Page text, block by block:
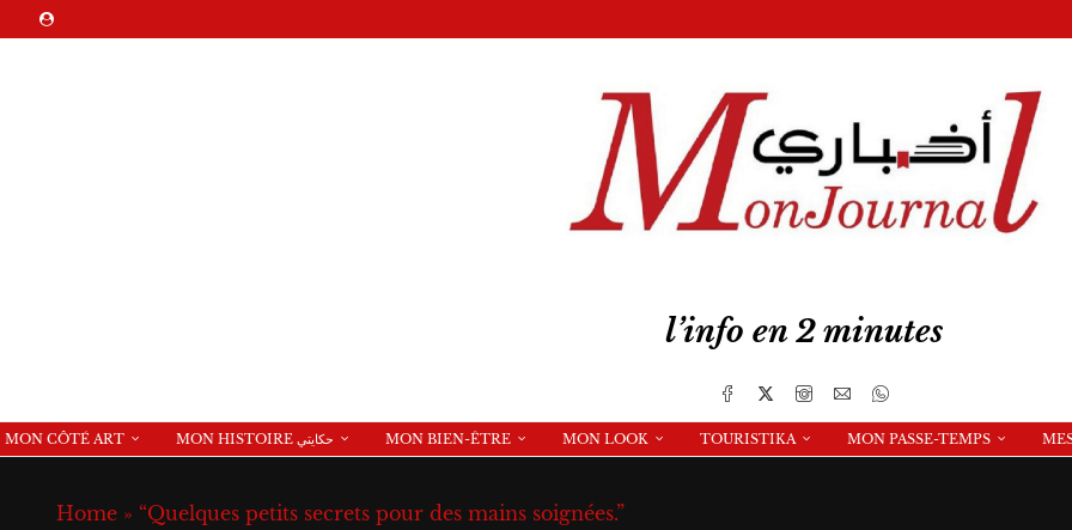
l’info en 2 minutes
MON CÔTÉ ART MON HISTOIRE حكايتي MON BIEN-ÊTRE MON LOOK TOURISTIKA MON PASSE-TEMPS
Home » “Quelques petits secrets pour des mains soignées.”